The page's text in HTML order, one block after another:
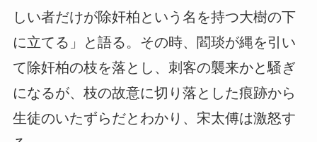
しい者だけが除奸柏という名を持つ大樹の下
に立てる」と語る。その時、閻琰が縄を引い
て除奸柏の枝を落とし、刺客の襲来かと騒ぎ
になるが、枝の故意に切り落とした痕跡から
生徒のいたずらだとわかり、宋太傅は激怒す